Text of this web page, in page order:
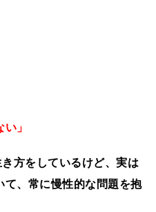
い」
方をしているけど、実は
て、常に慢性的な問題を抱